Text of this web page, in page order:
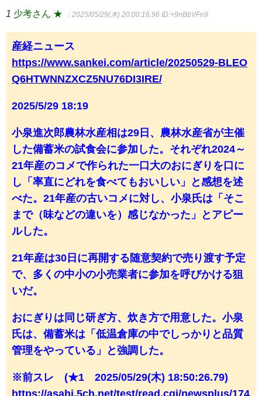
1 少考さん ★ ：2025/05/29(木) 20:00:16.96 ID:+9nBbVFn9
産経ニュース
https://www.sankei.com/article/20250529-BLEO
Q6HTWNNZXCZ5NU76DI3IRE/
2025/5/29 18:19
小泉進次郎農林水産相は29日、農林水産省が主催
した備蓄米の試食会に参加した。それぞれ2024～
21年産のコメで作られた一口大のおにぎりを口に
し「率直にどれを食べてもおいしい」と感想を述
べた。21年産の古いコメに対し、小泉氏は「そこ
まで（味などの違いを）感じなかった」とアピー
ルした。
21年産は30日に再開する随意契約で売り渡す予定
で、多くの中小の小売業者に参加を呼びかける狙
いだ。
おにぎりは同じ研ぎ方、炊き方で用意した。小泉
氏は、備蓄米は「低温倉庫の中でしっかりと品質
管理をやっている」と強調した。
※前スレ (★1 2025/05/29(木) 18:50:26.79)